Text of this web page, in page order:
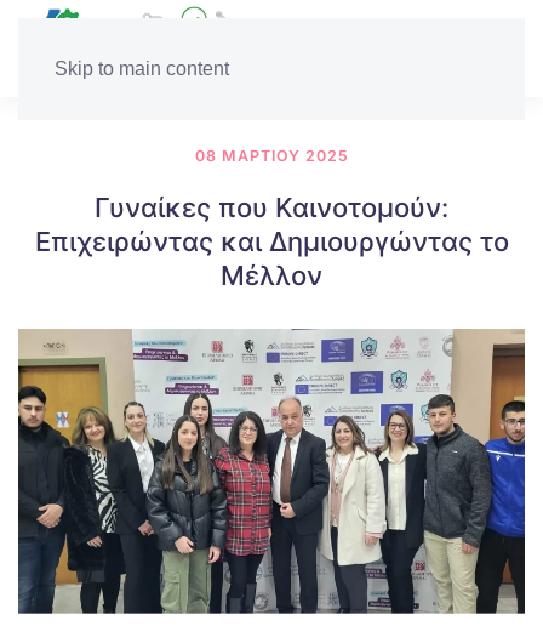
Skip to main content
08 ΜΑΡΤΊΟΥ 2025
Γυναίκες που Καινοτομούν:
Επιχειρώντας και Δημιουργώντας το
Μέλλον